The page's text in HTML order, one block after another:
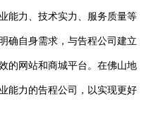
能力、技术实力、服务质量等
确自身需求，与告程公司建立
的网站和商城平台。在佛山地
能力的告程公司，以实现更好